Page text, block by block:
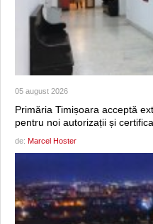
05 august 2026
Primăria Timișoara acceptă
pentru noi autorizații și
de: Marcel Hoster